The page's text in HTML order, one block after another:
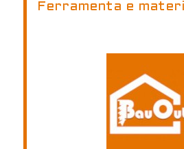
Ferramenta e